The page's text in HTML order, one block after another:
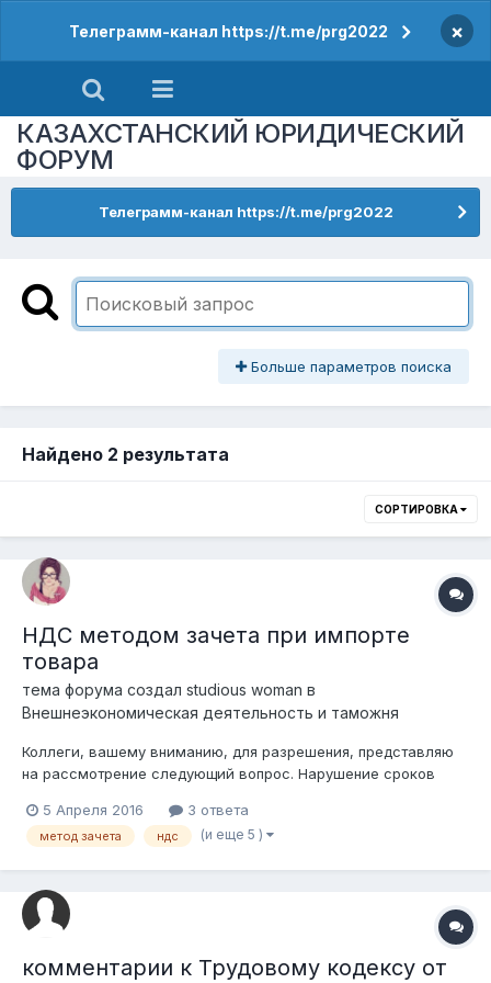
Телеграмм-канал https://t.me/prg2022 ×
КАЗАХСТАНСКИЙ ЮРИДИЧЕСКИЙ
ФОРУМ
Телеграмм-канал https://t.me/prg2022
Больше параметров поиска
Найдено 2 результата
СОРТИРОВКА
НДС методом зачета при импорте
товара
тема форума создал studious woman в
Внешнеэкономическая деятельность и таможня
Коллеги, вашему вниманию, для разрешения, представляю
на рассмотрение следующий вопрос. Нарушение сроков
антидемпинговых, компенсационных пошлин влечет
административную ответственность, предусмотренную
5 Апреля 2016 3 ответа
метод зачета ндс (и еще 5 )
комментарии к Трудовому кодексу от